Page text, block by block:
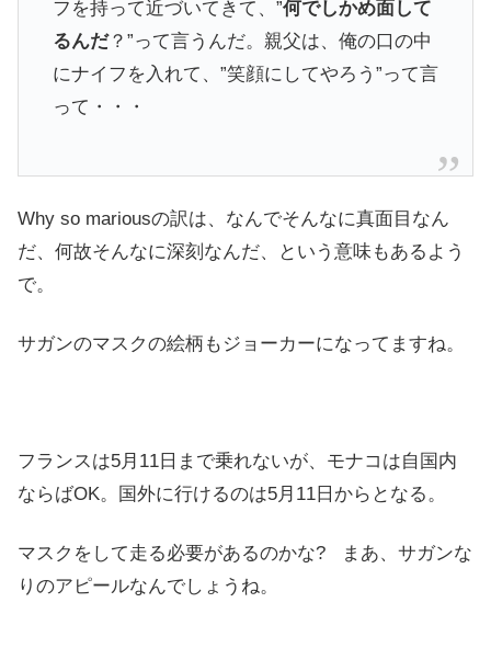
フを持って近づいてきて、”何でしかめ面して
るんだ？”って言うんだ。親父は、俺の口の中
にナイフを入れて、”笑顔にしてやろう”って言
って・・・
Why so mariousの訳は、なんでそんなに真面目なん
だ、何故そんなに深刻なんだ、という意味もあるよう
で。
サガンのマスクの絵柄もジョーカーになってますね。
フランスは5月11日まで乗れないが、モナコは自国内
ならばOK。国外に行けるのは5月11日からとなる。
マスクをして走る必要があるのかな? まあ、サガンな
りのアピールなんでしょうね。